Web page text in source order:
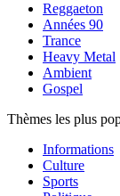
Reggaeton
Années 90
Trance
Heavy Metal
Ambient
Gospel
Thèmes les plus
Informations
Culture
Sports